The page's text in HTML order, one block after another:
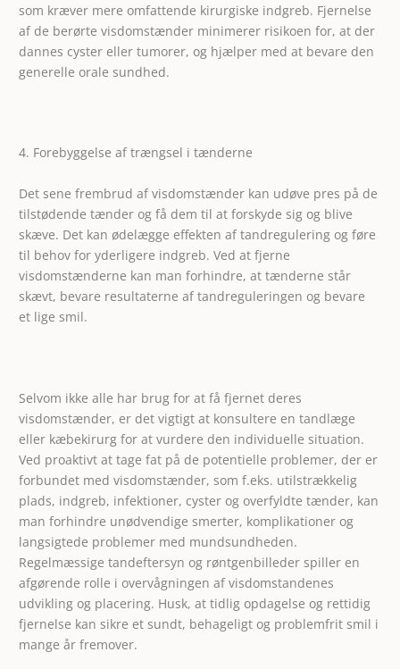
som kræver mere omfattende kirurgiske indgreb. Fjernelse
af de berørte visdomstænder minimerer risikoen for, at der
dannes cyster eller tumorer, og hjælper med at bevare den
generelle orale sundhed.
4. Forebyggelse af trængsel i tænderne
Det sene frembrud af visdomstænder kan udøve pres på de
tilstødende tænder og få dem til at forskyde sig og blive
skæve. Det kan ødelægge effekten af tandregulering og føre
til behov for yderligere indgreb. Ved at fjerne
visdomstænderne kan man forhindre, at tænderne står
skævt, bevare resultaterne af tandreguleringen og bevare
et lige smil.
Selvom ikke alle har brug for at få fjernet deres
visdomstænder, er det vigtigt at konsultere en tandlæge
eller kæbekirurg for at vurdere den individuelle situation.
Ved proaktivt at tage fat på de potentielle problemer, der er
forbundet med visdomstænder, som f.eks. utilstrækkelig
plads, indgreb, infektioner, cyster og overfyldte tænder, kan
man forhindre unødvendige smerter, komplikationer og
langsigtede problemer med mundsundheden.
Regelmæssige tandeftersyn og røntgenbilleder spiller en
afgørende rolle i overvågningen af visdomstandenes
udvikling og placering. Husk, at tidlig opdagelse og rettidig
fjernelse kan sikre et sundt, behageligt og problemfrit smil i
mange år fremover.